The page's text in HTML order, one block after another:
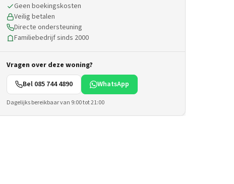
Geen boekingskosten
Veilig betalen
Directe ondersteuning
Familiebedrijf sinds 2000
Vragen over deze woning?
Bel 085 744 4890
WhatsApp
Dagelijks bereikbaar van 9:00 tot 21:00